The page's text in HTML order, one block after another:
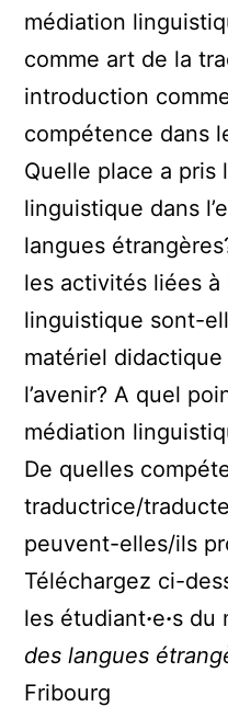
médiation
comme art de la
introduction
compétence dans
Quelle place a pris
linguistique dans
langues
les activités liées à
linguistique sont-
matériel
l’avenir? A quel
médiation
De quelles
traductrice/
peuvent-elles/ils
Téléchargez ci-
les étudiant·e·s du
des langues
Fribourg